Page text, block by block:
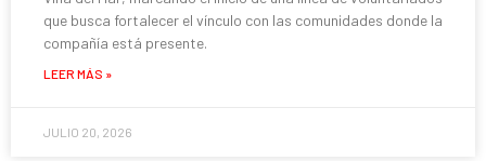
que busca fortalecer el vínculo con las comunidades donde la
compañía está presente.
LEER MÁS »
JULIO 20, 2026